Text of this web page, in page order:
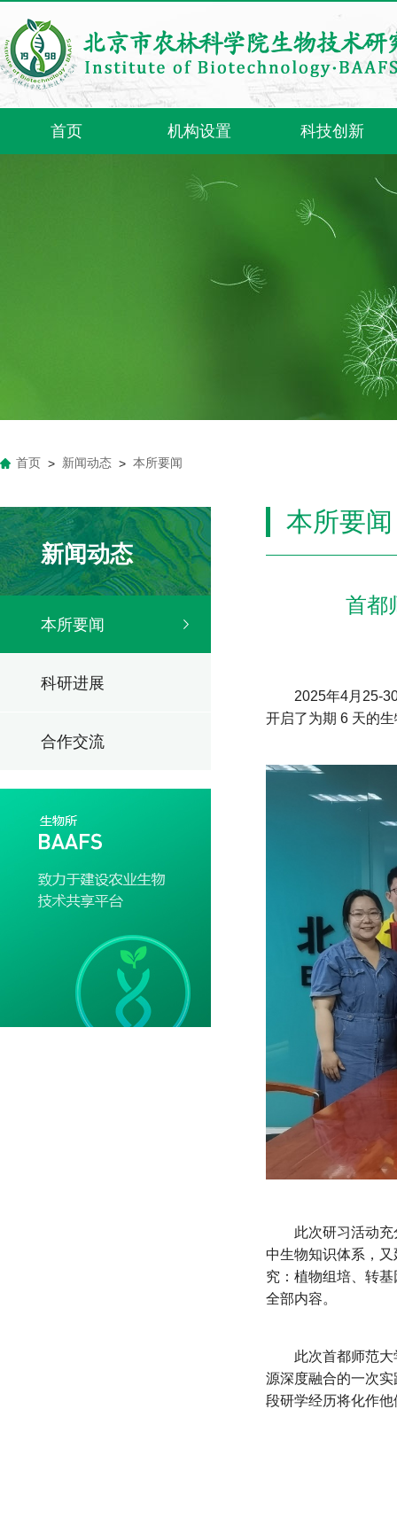
首页 机构设置 科技创新
首页 > 新闻动态 > 本所要闻
新闻动态
本所要闻
科研进展
合作交流
本所要闻
首都
2025年4月25-
开启了为期 6 天的
此次研习活动
中生物知识体系，
究：植物组培、转
全部内容。
此次首都师范
源深度融合的一次
段研学经历将化作